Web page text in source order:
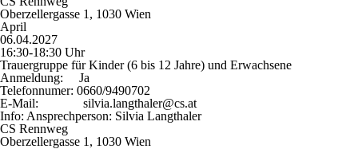
Oberzellergasse 1, 1030 Wien
April
06.04.2027
16:30-18:30 Uhr
Trauergruppe für Kinder (6 bis 12 Jahre) und Erwachsene
Anmeldung: Ja
Telefonnumer: 0660/9490702
E-Mail:
silvia.langthaler@cs.at
Info: Ansprechperson: Silvia Langthaler
CS Rennweg
Oberzellergasse 1, 1030 Wien